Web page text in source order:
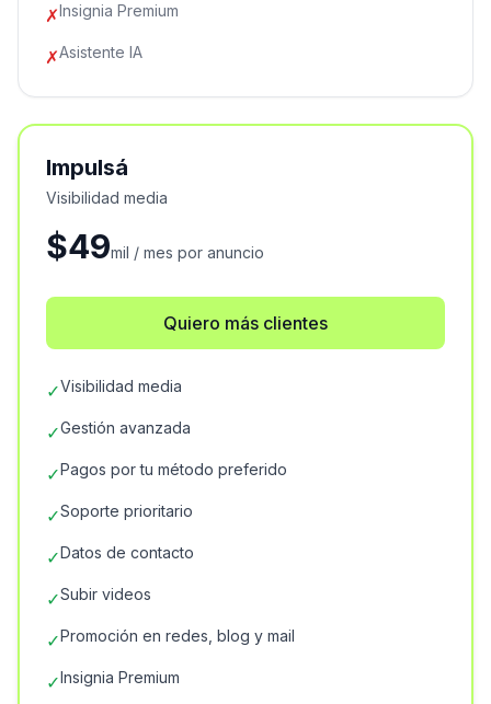
✗Insignia Premium
✗Asistente IA
Impulsá
Visibilidad media
$49mil / mes por anuncio
Quiero más clientes
✓Visibilidad media
✓Gestión avanzada
✓Pagos por tu método preferido
✓Soporte prioritario
✓Datos de contacto
✓Subir videos
✓Promoción en redes, blog y mail
✓Insignia Premium